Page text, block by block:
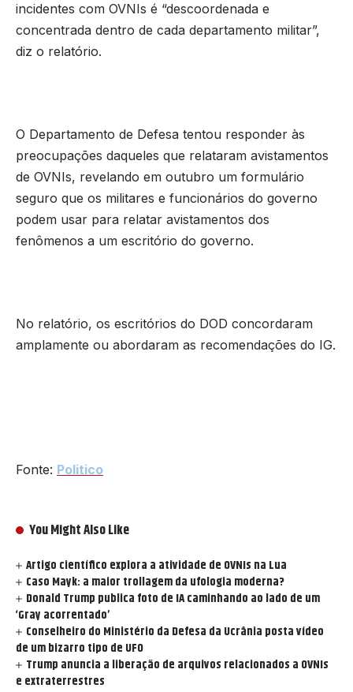
incidentes com OVNIs é “descoordenada e
concentrada dentro de cada departamento militar”,
diz o relatório.
O Departamento de Defesa tentou responder às
preocupações daqueles que relataram avistamentos
de OVNIs, revelando em outubro um formulário
seguro que os militares e funcionários do governo
podem usar para relatar avistamentos dos
fenômenos a um escritório do governo.
No relatório, os escritórios do DOD concordaram
amplamente ou abordaram as recomendações do IG.
Fonte: Politico
You Might Also Like
Artigo científico explora a atividade de OVNIs na Lua
Caso Mayk: a maior trollagem da ufologia moderna?
Donald Trump publica foto de IA caminhando ao lado de um
‘Gray acorrentado’
Conselheiro do Ministério da Defesa da Ucrânia posta vídeo
de um bizarro tipo de UFO
Trump anuncia a liberação de arquivos relacionados a OVNIs
e extraterrestres